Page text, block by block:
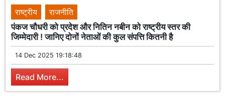
राष्ट्रीय
राजनीति
पंकज चौधरी को प्रदेश और नितिन नबीन को राष्ट्रीय स्तर की
जिम्मेदारी ! जानिए दोनों नेताओं की कुल संपत्ति कितनी है
14 Dec 2025 19:18:48
Read More...